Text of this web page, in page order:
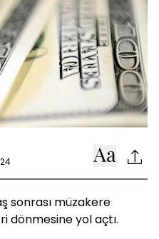
sonrası müzakere
dönmesine yol açtı.